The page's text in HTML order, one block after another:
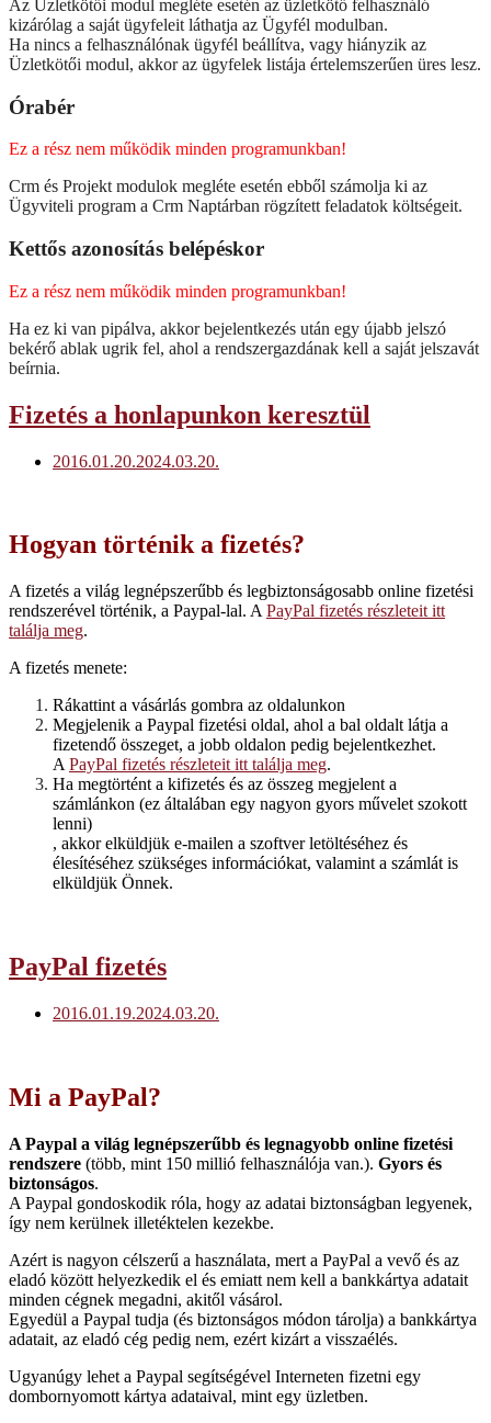
Az Üzletkötői modul megléte esetén az üzletkötő felhasználó
kizárólag a saját ügyfeleit láthatja az Ügyfél modulban.
Ha nincs a felhasználónak ügyfél beállítva, vagy hiányzik az
Üzletkötői modul, akkor az ügyfelek listája értelemszerűen üres lesz.
Órabér
Ez a rész nem működik minden programunkban!
Crm és Projekt modulok megléte esetén ebből számolja ki az
Ügyviteli program a Crm Naptárban rögzített feladatok költségeit.
Kettős azonosítás belépéskor
Ez a rész nem működik minden programunkban!
Ha ez ki van pipálva, akkor bejelentkezés után egy újabb jelszó
bekérő ablak ugrik fel, ahol a rendszergazdának kell a saját jelszavát
beírnia.
Fizetés a honlapunkon keresztül
2016.01.20.2024.03.20.
Hogyan történik a fizetés?
A fizetés a világ legnépszerűbb és legbiztonságosabb online fizetési
rendszerével történik, a Paypal-lal. A PayPal fizetés részleteit itt
találja meg.
A fizetés menete:
Rákattint a vásárlás gombra az oldalunkon
Megjelenik a Paypal fizetési oldal, ahol a bal oldalt látja a
fizetendő összeget, a jobb oldalon pedig bejelentkezhet.
A PayPal fizetés részleteit itt találja meg.
Ha megtörtént a kifizetés és az összeg megjelent a
számlánkon (ez általában egy nagyon gyors művelet szokott
lenni)
, akkor elküldjük e-mailen a szoftver letöltéséhez és
élesítéséhez szükséges információkat, valamint a számlát is
elküldjük Önnek.
PayPal fizetés
2016.01.19.2024.03.20.
Mi a PayPal?
A Paypal a világ legnépszerűbb és legnagyobb online fizetési
rendszere (több, mint 150 millió felhasználója van.). Gyors és
biztonságos.
A Paypal gondoskodik róla, hogy az adatai biztonságban legyenek,
így nem kerülnek illetéktelen kezekbe.
Azért is nagyon célszerű a használata, mert a PayPal a vevő és az
eladó között helyezkedik el és emiatt nem kell a bankkártya adatait
minden cégnek megadni, akitől vásárol.
Egyedül a Paypal tudja (és biztonságos módon tárolja) a bankkártya
adatait, az eladó cég pedig nem, ezért kizárt a visszaélés.
Ugyanúgy lehet a Paypal segítségével Interneten fizetni egy
dombornyomott kártya adataival, mint egy üzletben.